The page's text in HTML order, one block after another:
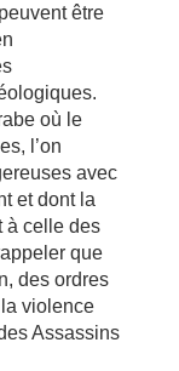
être
où le
l’on
avec
et dont la
à celle des
que
des ordres
violence
Assassins